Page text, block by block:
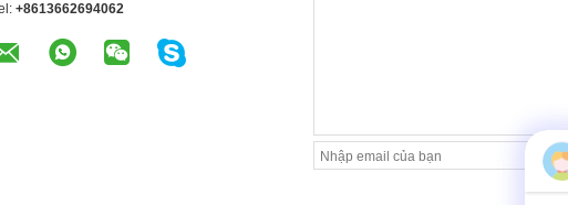
+8613662694062